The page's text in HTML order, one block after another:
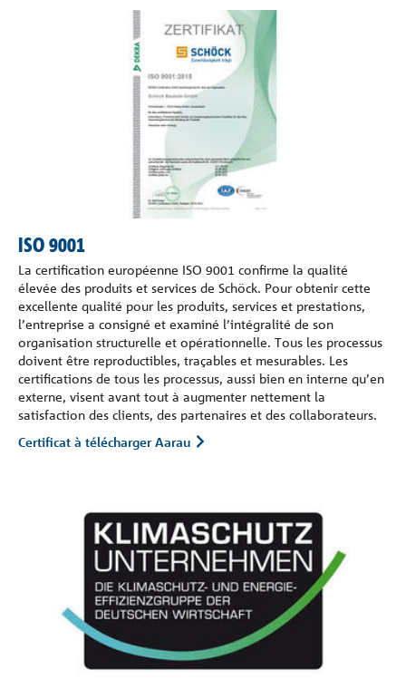
ISO 9001
La certification européenne ISO 9001 confirme la qualité
élevée des produits et services de Schöck. Pour obtenir cette
excellente qualité pour les produits, services et prestations,
l’entreprise a consigné et examiné l’intégralité de son
organisation structurelle et opérationnelle. Tous les processus
doivent être reproductibles, traçables et mesurables. Les
certifications de tous les processus, aussi bien en interne qu’en
externe, visent avant tout à augmenter nettement la
satisfaction des clients, des partenaires et des collaborateurs.
Certificat à télécharger Aarau